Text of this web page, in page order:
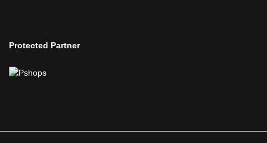
Protected Partner